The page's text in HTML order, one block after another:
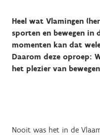
Heel wat Vlamingen
sporten en bewegen in
momenten kan dat
Daarom deze oproep:
het plezier van
Nooit was het in de